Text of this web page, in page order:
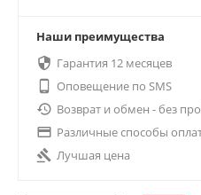
Наши преимущества
 Гарантия 12 месяцев

Оповещение по SMS
 Возврат и обмен - без
 Различные способы
 Лучшая цена